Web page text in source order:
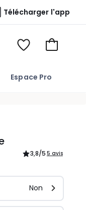
Télécharger l'app
Espace Pro
Voir
Aller
3,8/5 5 avis
Non